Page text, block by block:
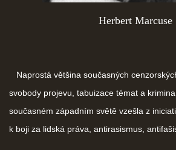
Herbert Marcuse
Naprostá většina současných
svobody projevu, tabuizace témat a
současném západním světě vzešla z
k boji za lidská práva, antirasismus,